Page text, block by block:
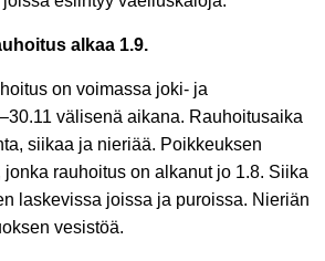
alkaa 1.9.
on voimassa joki- ja
välisenä aikana. Rauhoitusaika
siikaa ja nieriää. Poikkeuksen
rauhoitus on alkanut jo 1.8. Siika
laskevissa joissa ja puroissa. Nieriän
vesistöä.